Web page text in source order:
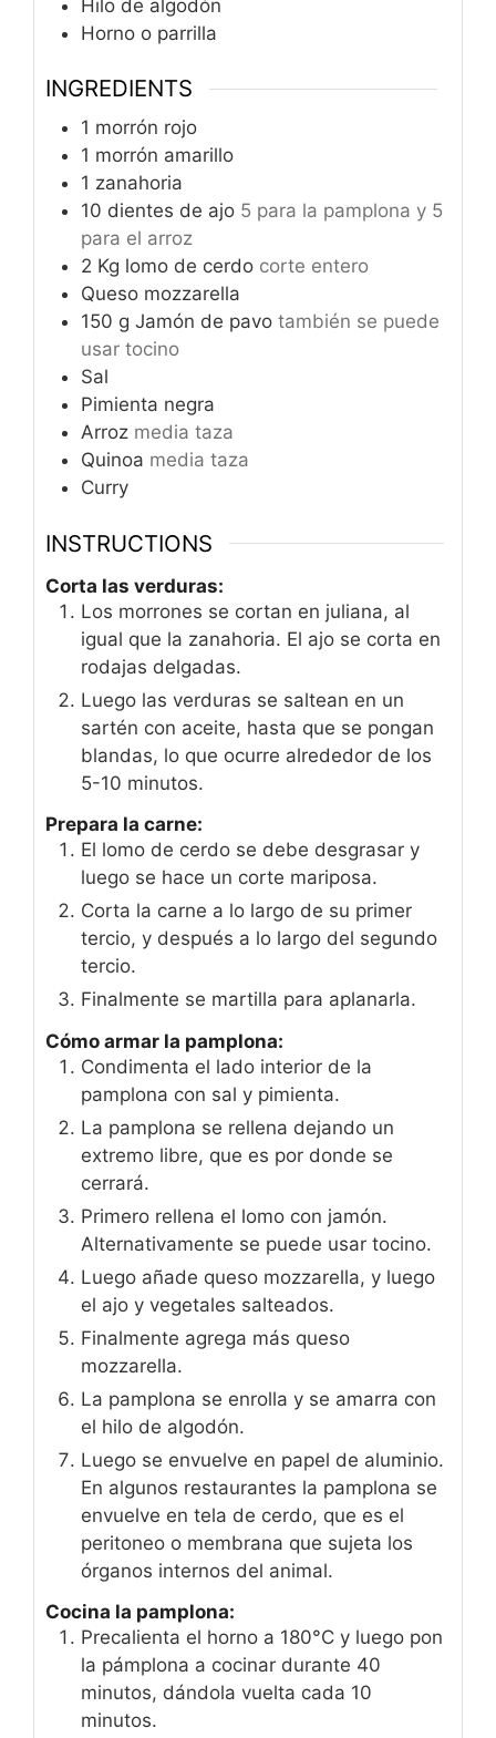
Hilo de algodón
Horno o parrilla
INGREDIENTS
1 morrón rojo
1 morrón amarillo
1 zanahoria
10 dientes de ajo 5 para la pamplona y 5
para el arroz
2 Kg lomo de cerdo corte entero
Queso mozzarella
150 g Jamón de pavo también se puede
usar tocino
Sal
Pimienta negra
Arroz media taza
Quinoa media taza
Curry
INSTRUCTIONS
Corta las verduras:
Los morrones se cortan en juliana, al
igual que la zanahoria. El ajo se corta en
rodajas delgadas.
Luego las verduras se saltean en un
sartén con aceite, hasta que se pongan
blandas, lo que ocurre alrededor de los
5-10 minutos.
Prepara la carne:
El lomo de cerdo se debe desgrasar y
luego se hace un corte mariposa.
Corta la carne a lo largo de su primer
tercio, y después a lo largo del segundo
tercio.
Finalmente se martilla para aplanarla.
Cómo armar la pamplona:
Condimenta el lado interior de la
pamplona con sal y pimienta.
La pamplona se rellena dejando un
extremo libre, que es por donde se
cerrará.
Primero rellena el lomo con jamón.
Alternativamente se puede usar tocino.
Luego añade queso mozzarella, y luego
el ajo y vegetales salteados.
Finalmente agrega más queso
mozzarella.
La pamplona se enrolla y se amarra con
el hilo de algodón.
Luego se envuelve en papel de aluminio.
En algunos restaurantes la pamplona se
envuelve en tela de cerdo, que es el
peritoneo o membrana que sujeta los
órganos internos del animal.
Cocina la pamplona:
Precalienta el horno a 180°C y luego pon
la pámplona a cocinar durante 40
minutos, dándola vuelta cada 10
minutos.